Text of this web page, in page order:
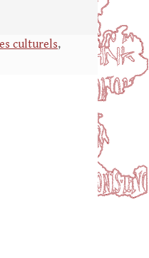
culturels,